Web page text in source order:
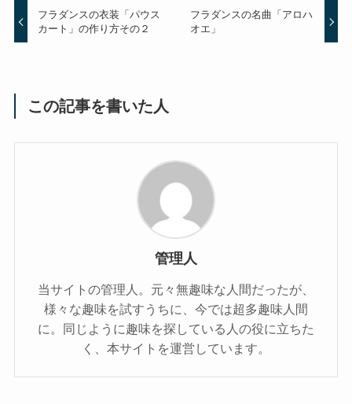
フラダンスの衣装「パウス
カート」の作り方その２
フラダンスの名曲「アロハ
オエ」
この記事を書いた人
管理人
当サイトの管理人。元々無趣味な人間だったが、
様々な趣味を試すうちに、今では超多趣味人間
に。同じように趣味を探している人の役に立ちた
く、本サイトを運営しています。